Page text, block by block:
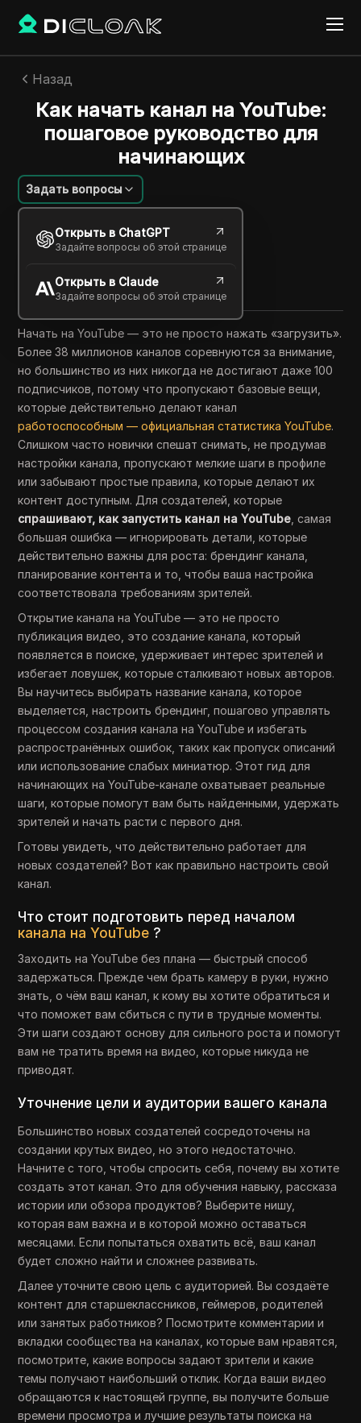
Назад
Как начать канал на YouTube:
пошаговое руководство для
начинающих
Задать вопросы
Открыть в ChatGPT
Задайте вопросы об этой странице
Открыть в Claude
Задайте вопросы об этой странице
Emily Grace
02 июня 2026 6
минут
Copy Link
Начать на YouTube — это не просто нажать «загрузить».
Более 38 миллионов каналов соревнуются за внимание,
но большинство из них никогда не достигают даже 100
подписчиков, потому что пропускают базовые вещи,
которые действительно делают канал
работоспособным — официальная статистика YouTube.
Слишком часто новички спешат снимать, не продумав
настройки канала, пропускают мелкие шаги в профиле
или забывают простые правила, которые делают их
контент доступным. Для создателей, которые
спрашивают, как запустить канал на YouTube , самая
большая ошибка — игнорировать детали, которые
действительно важны для роста: брендинг канала,
планирование контента и то, чтобы ваша настройка
соответствовала требованиям зрителей.
Открытие канала на YouTube — это не просто
публикация видео, это создание канала, который
появляется в поиске, удерживает интерес зрителей и
избегает ловушек, которые сталкивают новых авторов.
Вы научитесь выбирать название канала, которое
выделяется, настроить брендинг, пошагово управлять
процессом создания канала на YouTube и избегать
распространённых ошибок, таких как пропуск описаний
или использование слабых миниатюр. Этот гид для
начинающих на YouTube-канале охватывает реальные
шаги, которые помогут вам быть найденными, удержать
зрителей и начать расти с первого дня.
Готовы увидеть, что действительно работает для
новых создателей? Вот как правильно настроить свой
канал.
Что стоит подготовить перед началом
канала на YouTube ?
Заходить на YouTube без плана — быстрый способ
задержаться. Прежде чем брать камеру в руки, нужно
знать, о чём ваш канал, к кому вы хотите обратиться и
что поможет вам сбиться с пути в трудные моменты.
Эти шаги создают основу для сильного роста и помогут
вам не тратить время на видео, которые никуда не
приводят.
Уточнение цели и аудитории вашего канала
Большинство новых создателей сосредоточены на
создании крутых видео, но этого недостаточно.
Начните с того, чтобы спросить себя, почему вы хотите
создать этот канал. Это для обучения навыку, рассказа
истории или обзора продуктов? Выберите нишу,
которая вам важна и в которой можно оставаться
месяцами. Если попытаться охватить всё, ваш канал
будет сложно найти и сложнее развивать.
Далее уточните свою цель с аудиторией. Вы создаёте
контент для старшеклассников, геймеров, родителей
или занятых работников? Посмотрите комментарии и
вкладки сообщества на каналах, которые вам нравятся,
посмотрите, какие вопросы задают зрители и какие
темы получают наибольший отклик. Когда ваши видео
обращаются к настоящей группе, вы получите больше
времени просмотра и лучшие результаты поиска на